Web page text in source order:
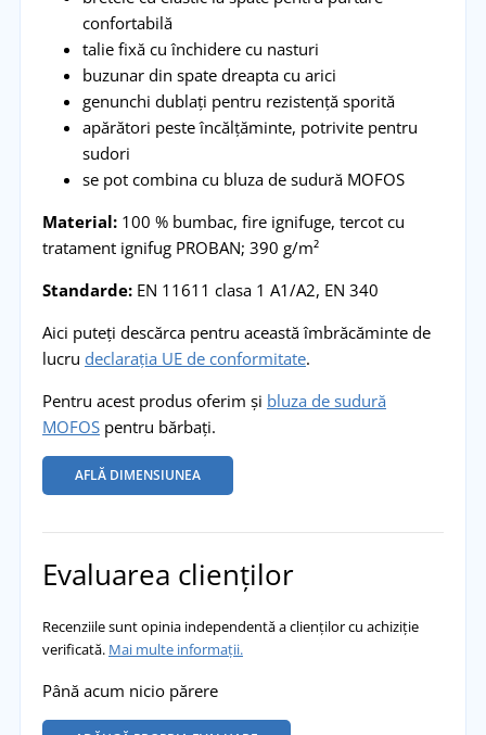
confortabilă
talie fixă cu închidere cu nasturi
buzunar din spate dreapta cu arici
genunchi dublați pentru rezistență sporită
apărători peste încălțăminte, potrivite pentru
sudori
se pot combina cu bluza de sudură MOFOS
Material:100 % bumbac, fire ignifuge, tercot cu
tratament ignifug PROBAN; 390 g/m²
Standarde:EN 11611 clasa 1 A1/A2, EN 340
Aici puteți descărca pentru această îmbrăcăminte de
lucru declarația UE de conformitate.
Pentru acest produs oferim și bluza de sudură
MOFOSpentru bărbați.
AFLĂ DIMENSIUNEA
Evaluarea clienților
Recenziile sunt opinia independentă a clienților cu achiziție
verificată. Mai multe informații.
Până acum nicio părere